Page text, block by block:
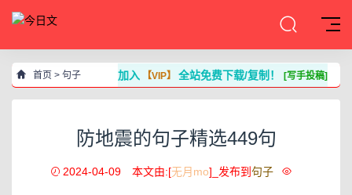
首页 > 句子 加入 【VIP】全站免费下载/复制！[写手投稿]
防地震的句子精选449句
2024-04-09 本文由:[无月mo]_发布到 句子